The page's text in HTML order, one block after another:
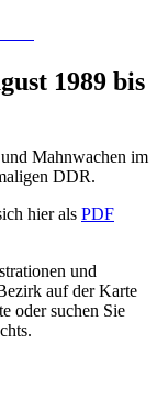
1989 bis
Mahnwachen im
DDR.
hier als PDF
und
auf der Karte
oder suchen Sie